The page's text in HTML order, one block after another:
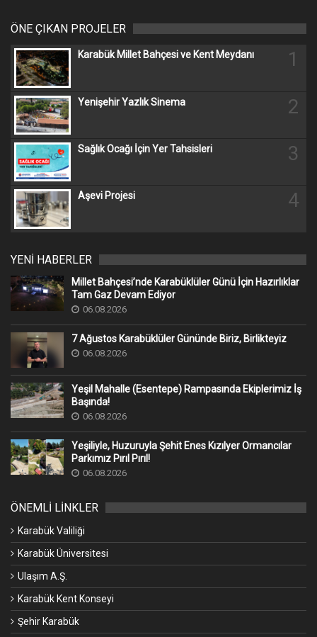
ÖNE ÇIKAN PROJELER
Karabük Millet Bahçesi ve Kent Meydanı 1
Yenişehir Yazlık Sinema 2
Sağlık Ocağı İçin Yer Tahsisleri 3
Aşevi Projesi 4
YENİ HABERLER
Millet Bahçesi’nde Karabüklüler Günü İçin Hazırlıklar
Tam Gaz Devam Ediyor
06.08.2026
7 Ağustos Karabüklüler Gününde Biriz, Birlikteyiz
06.08.2026
Yeşil Mahalle (Esentepe) Rampasında Ekiplerimiz İş
Başında!
06.08.2026
Yeşiliyle, Huzuruyla Şehit Enes Kızılyer Ormancılar
Parkımız Pırıl Pırıl!
06.08.2026
ÖNEMLİ LİNKLER
Karabük Valiliği
Karabük Üniversitesi
Ulaşım A.Ş.
Karabük Kent Konseyi
Şehir Karabük